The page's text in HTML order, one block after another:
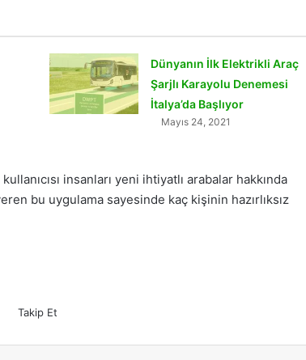
Dünyanın İlk Elektrikli Araç
Şarjlı Karayolu Denemesi
İtalya’da Başlıyor
Mayıs 24, 2021
insanları yeni ihtiyatlı arabalar hakkında
bu uygulama sayesinde kaç kişinin hazırlıksız
Takip Et